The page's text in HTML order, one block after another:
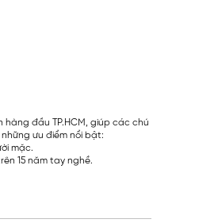
hàng đầu TP.HCM, giúp các chú
ưu điểm nổi bật:
mặc.
15 năm tay nghề.